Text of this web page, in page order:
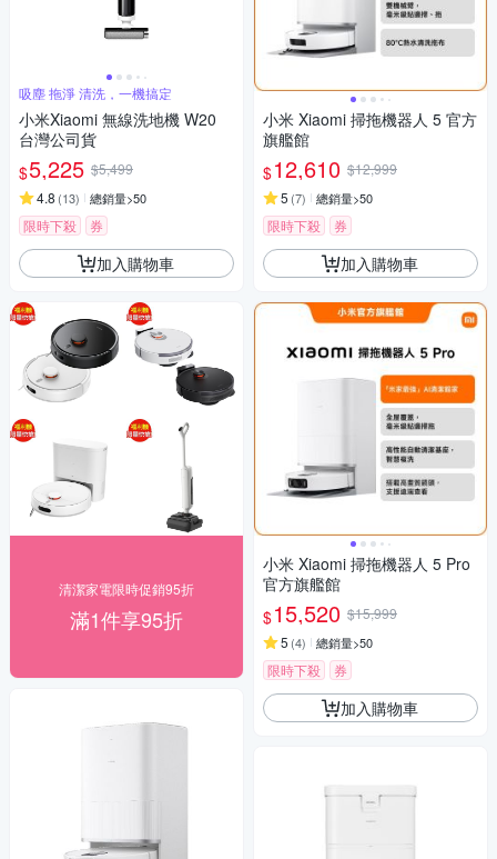
吸塵 拖淨 清洗，一機搞定
小米Xiaomi 無線洗地機 W20
台灣公司貨
$5,225 $5,499
4.8 (13) 總銷量>50
限時下殺 券
加入購物車
清潔家電限時促銷95折
滿1件享95折
小米 Xiaomi 掃拖機器人 5 官方
旗艦館
$12,610 $12,999
5 (7) 總銷量>50
限時下殺 券
加入購物車
小米 Xiaomi 掃拖機器人 5 Pro
官方旗艦館
$15,520 $15,999
5 (4) 總銷量>50
限時下殺 券
加入購物車